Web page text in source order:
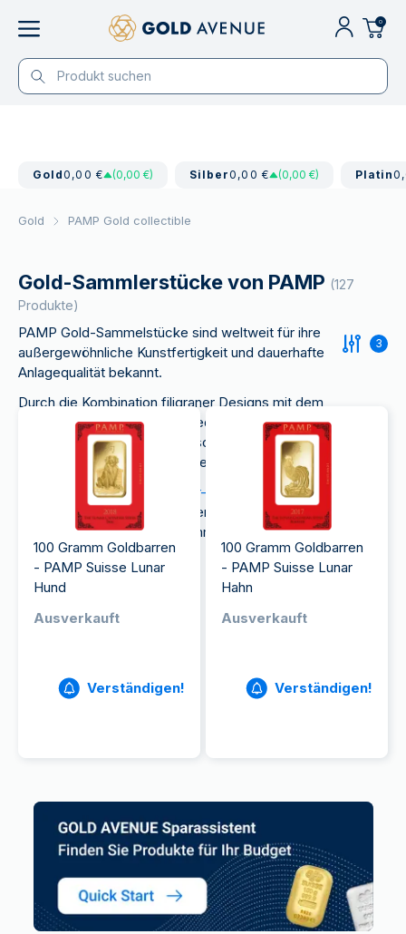
0
Gold0,00 € (0,00 €) Silber0,00 € (0,00 €) Platin
Gold PAMP Gold collectible
Gold-Sammlerstücke von PAMP (127
Produkte)
PAMP Gold-Sammelstücke sind weltweit für ihre
außergewöhnliche Kunstfertigkeit und dauerhafte
Anlagequalität bekannt.
Durch die Kombination filigraner Designs mit dem
Anlagewert von Feingold ist jedes Produkt von
PAMP ein Meisterwerk, das sowohl Sammler als
auch Investoren gleichermaßen anspricht.
Egal, ob Sie sich für die
Lunar-Serie
begeistern
oder die filigrane Darstellungen der
Lady Fortuna,
PAMP bietet einzigartige Sammlerstücke aus Gold.
3
100 Gramm Goldbarren
- PAMP Suisse Lunar
Hund
Ausverkauft
Verständigen!
100 Gramm Goldbarren
- PAMP Suisse Lunar
Hahn
Ausverkauft
Verständigen!